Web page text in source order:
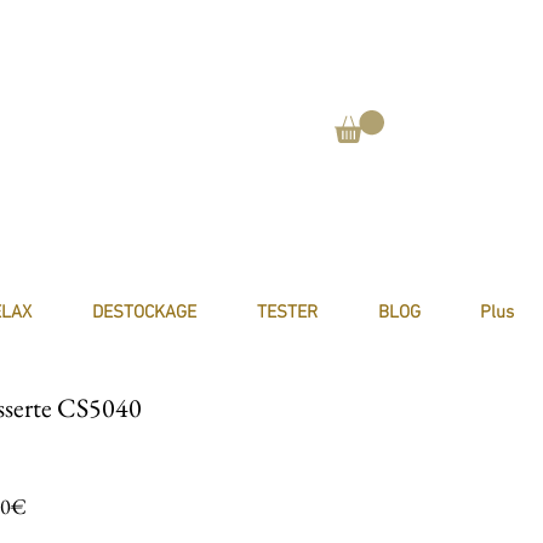
DESTOCKAGE TESTER BLOG Plus
CS5040